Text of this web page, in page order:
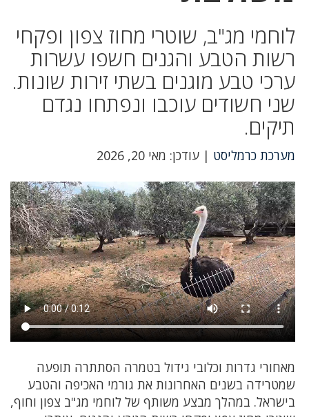
לוחמי מג"ב, שוטרי מחוז צפון ופקחי
רשות הטבע והגנים חשפו עשרות
ערכי טבע מוגנים בשתי זירות שונות.
שני חשודים עוכבו ונפתחו נגדם
תיקים.
מערכת כרמליסט | עודכן: מאי 20, 2026
מאחורי גדרות וכלובי גידול בטמרה הסתתרה תופעה
שמטרידה בשנים האחרונות את גורמי האכיפה והטבע
בישראל. במהלך מבצע משותף של לוחמי מג"ב צפון וחוף,